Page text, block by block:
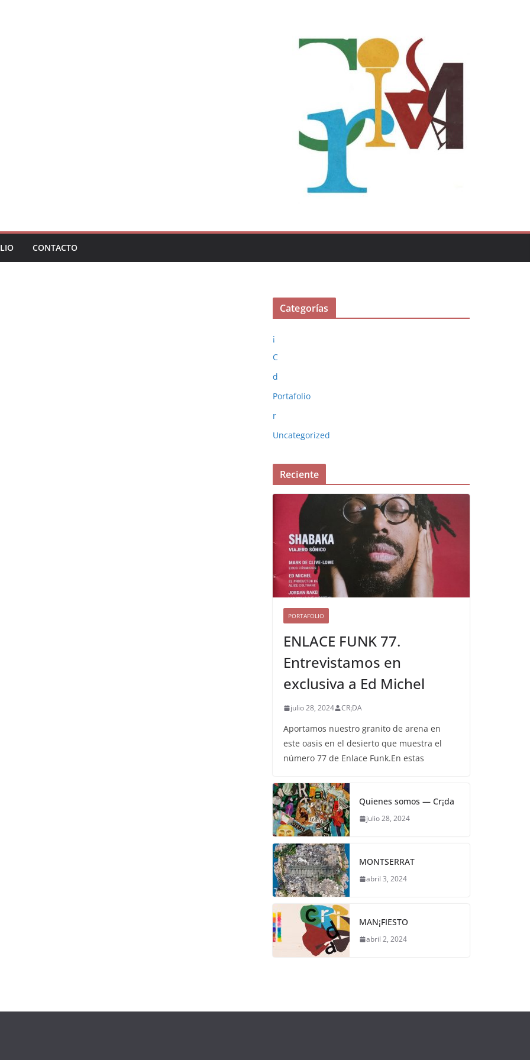
CONTACTO
Categorías
¡
C
d
Portafolio
r
Uncategorized
Reciente
PORTAFOLIO
ENLACE FUNK 77.
Entrevistamos en
exclusiva a Ed Michel
julio 28, 2024 CR¡DA
Aportamos nuestro granito de arena en
este oasis en el desierto que muestra el
número 77 de Enlace Funk.En estas
Quienes somos — Cr¡da
julio 28, 2024
MONTSERRAT
abril 3, 2024
MAN¡FIESTO
abril 2, 2024